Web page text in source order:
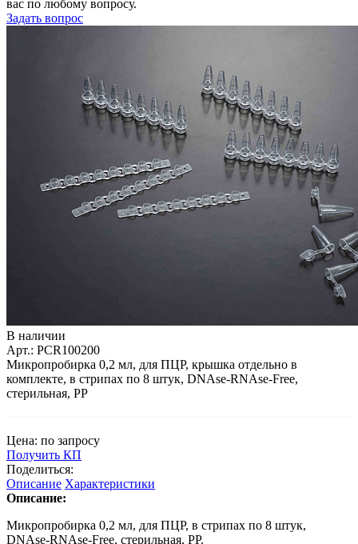
вас по любому вопросу.
Задать вопрос
В наличии
Арт.: PCR100200
Микропробирка 0,2 мл, для ПЦР, крышка отдельно в
комплекте, в стрипах по 8 штук, DNAse-RNAse-Free,
стерильная, РР
Цена: по запросу
Получить КП
Поделиться:
Описание Характеристики
Описание:
Микропробирка 0,2 мл, для ПЦР, в стрипах по 8 штук,
DNAse-RNAse-Free, стерильная, РР.